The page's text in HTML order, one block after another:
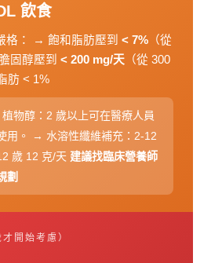
飲食
格： → 飽和脂肪壓到< 7% （從
固醇壓到< 200 mg/天 （從 300
肪 < 1%
物醇：2 歲以上可在醫療人員
用。
→ 水溶性纖維補充：2-12
歲 12 克/天 建議找臨床營養師
劃
開始考慮）